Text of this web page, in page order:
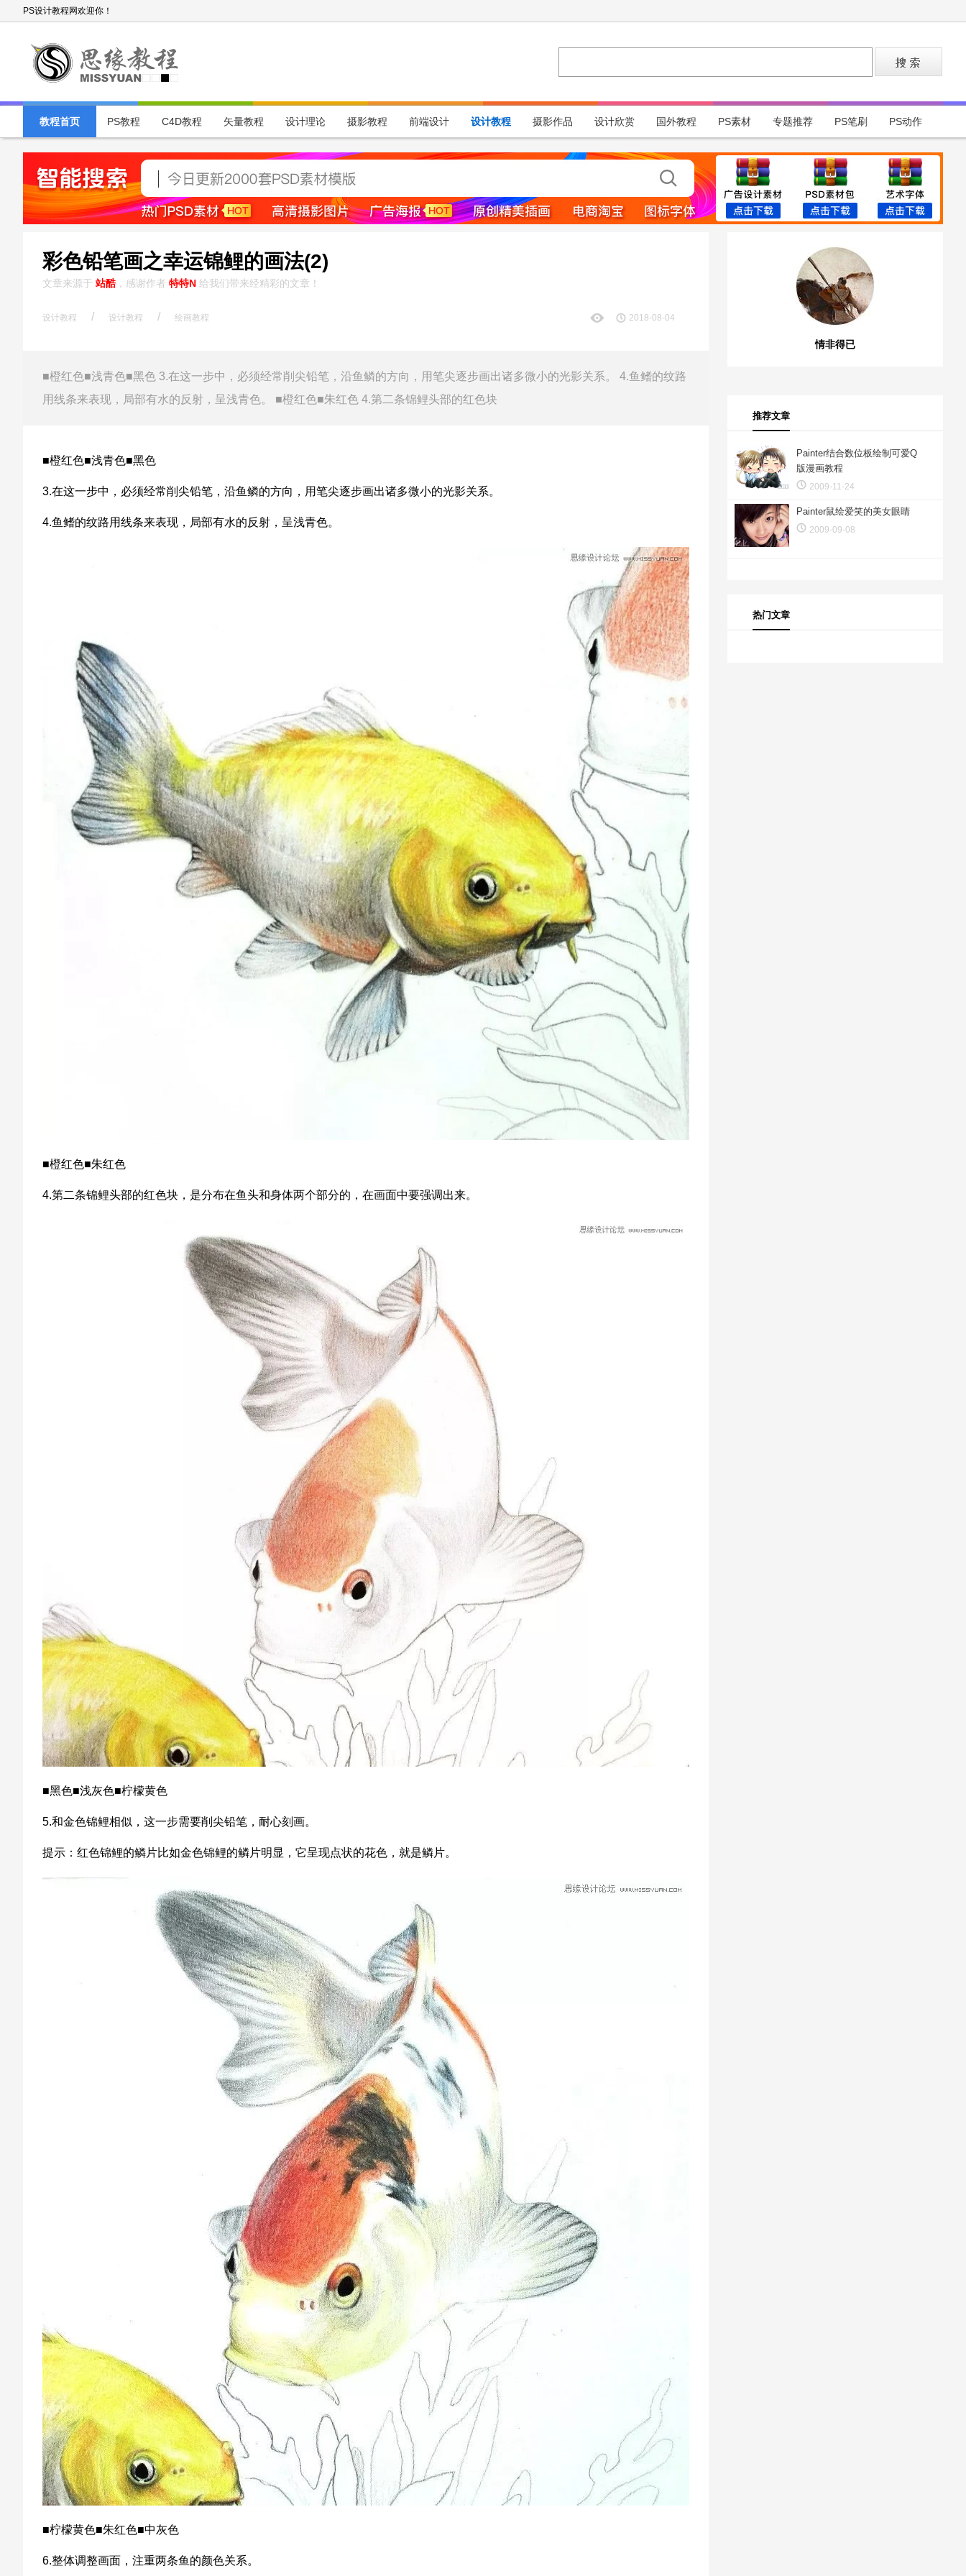
PS设计教程网欢迎你！
教程首页 PS教程 C4D教程 矢量教程 设计理论 摄影教程 前端设计 设计教程 摄影作品 设计欣赏 国外教程 PS素材 专题推荐 PS笔刷 PS动作
彩色铅笔画之幸运锦鲤的画法(2)
文章来源于 站酷，感谢作者 特特N 给我们带来经精彩的文章！
设计教程 / 设计教程 / 绘画教程 2018-08-04
■橙红色■浅青色■黑色 3.在这一步中，必须经常削尖铅笔，沿鱼鳞的方向，用笔尖逐步画出诸多微小的光影关系。 4.鱼鳍的纹路
用线条来表现，局部有水的反射，呈浅青色。 ■橙红色■朱红色 4.第二条锦鲤头部的红色块
■橙红色■浅青色■黑色
3.在这一步中，必须经常削尖铅笔，沿鱼鳞的方向，用笔尖逐步画出诸多微小的光影关系。
4.鱼鳍的纹路用线条来表现，局部有水的反射，呈浅青色。
■橙红色■朱红色
4.第二条锦鲤头部的红色块，是分布在鱼头和身体两个部分的，在画面中要强调出来。
■黑色■浅灰色■柠檬黄色
5.和金色锦鲤相似，这一步需要削尖铅笔，耐心刻画。
提示：红色锦鲤的鳞片比如金色锦鲤的鳞片明显，它呈现点状的花色，就是鳞片。
■柠檬黄色■朱红色■中灰色
6.整体调整画面，注重两条鱼的颜色关系。
情非得已
推荐文章
Painter结合数位板绘制可爱Q
版漫画教程
2009-11-24
Painter鼠绘爱笑的美女眼睛
2009-09-08
热门文章